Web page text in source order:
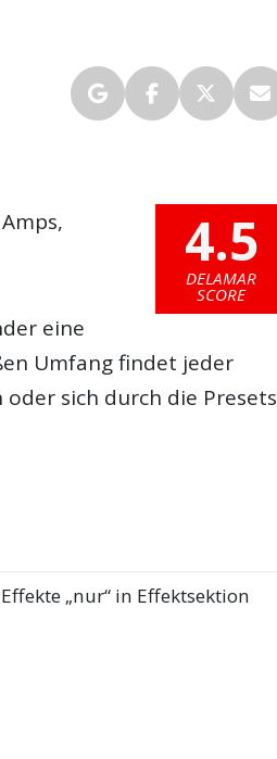
4.5
DELAMAR
SCORE
eine
Umfang findet jeder
sich durch die Presets
„nur“ in Effektsektion